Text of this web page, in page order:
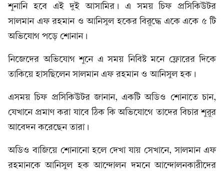
শুনানি হবে এই দুই আসামির। এ সময় চিফ প্রসিকিউটর
সালমান এফ রহমান ও আনিসুল হকের বিরুদ্ধে একে একে ৫ টি
অভিযোগ পড়ে শোনান।
নিজেদের অভিযোগ শুনে এ সময় নিবিষ্ট মনে ফ্লোরের দিকে
তাকিয়ে হাসছিলেন সালমান এফ রহমান ও আনিসুল হক।
এসময় চিফ প্রসিকিউটর জানান, একটি অডিও শোনাতে চান,
যেখানে প্রমাণ করা যাবে ঠিক কি অভিযোগে তাদের বিচার শুরুর
আবেদন করেছেন তারা।
অডিও বাজিয়ে শোনানো হলে দেখা যায় সেখানে, সালমান এফ
রহমানকে আনিসুল হক আন্দোলন দমনে আন্দোলনকারীদের